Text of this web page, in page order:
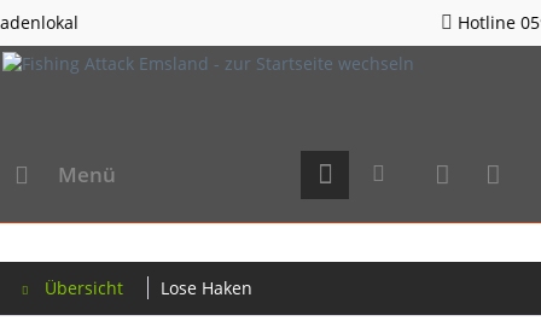
Hotline 05963 - 982823
Menü
Übersicht Lose Haken